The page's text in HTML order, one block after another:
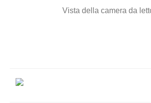
Vista della camera da